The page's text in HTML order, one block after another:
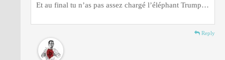
Et au final tu n’as pas assez chargé l’éléphant Trump…
Reply